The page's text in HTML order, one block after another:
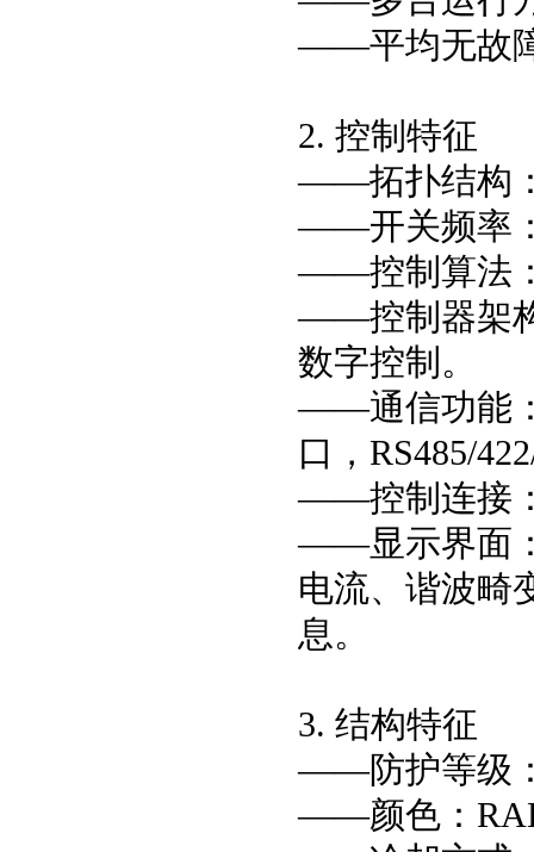
——平均无故
2. 控制特征
——拓扑结构
——开关频率
——控制算法
——控制器架
数字控制。
——通信功能
口，RS485/
——控制连接
——显示界面
电流、谐波畸
息。
3. 结构特征
——防护等级
——颜色：